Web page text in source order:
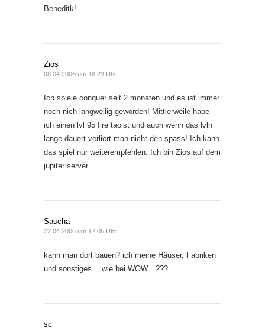
Beneditk!
Zios
08.04.2006 um 18:23 Uhr
Ich spiele conquer seit 2 monaten und es ist immer
noch nich langweilig geworden! Mittlerweile habe
ich einen lvl 95 fire taoist und auch wenn das lvln
lange dauert verliert man nicht den spass! Ich kann
das spiel nur weiterempfehlen. Ich bin Zios auf dem
jupiter server
Sascha
22.04.2006 um 17:05 Uhr
kann man dort bauen? ich meine Häuser, Fabriken
und sonstiges… wie bei WOW…???
sc